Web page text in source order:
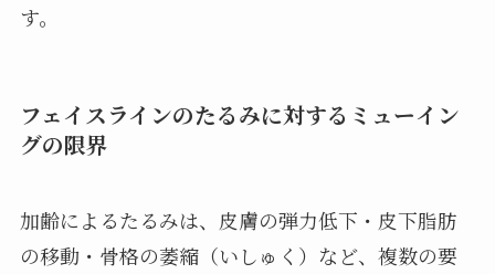
す。
フェイスラインのたるみに対するミューイン
グの限界
加齢によるたるみは、皮膚の弾力低下・皮下脂肪
の移動・骨格の萎縮（いしゅく）など、複数の要